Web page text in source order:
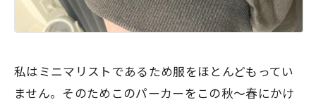
私はミニマリストであるため服をほとんどもってい
ません。そのためこのパーカーをこの秋〜春にかけ